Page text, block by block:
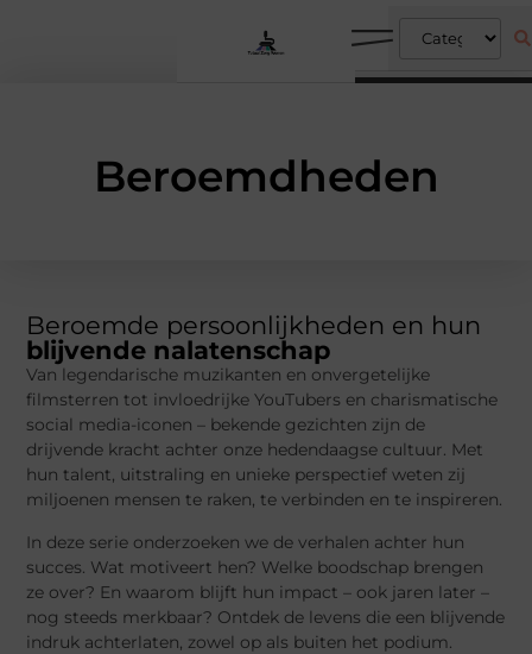
Beroemdheden
Beroemde persoonlijkheden en hun
blijvende nalatenschap
Van legendarische muzikanten en onvergetelijke
filmsterren tot invloedrijke YouTubers en charismatische
social media-iconen – bekende gezichten zijn de
drijvende kracht achter onze hedendaagse cultuur. Met
hun talent, uitstraling en unieke perspectief weten zij
miljoenen mensen te raken, te verbinden en te inspireren.
In deze serie onderzoeken we de verhalen achter hun
succes. Wat motiveert hen? Welke boodschap brengen
ze over? En waarom blijft hun impact – ook jaren later –
nog steeds merkbaar? Ontdek de levens die een blijvende
indruk achterlaten, zowel op als buiten het podium.